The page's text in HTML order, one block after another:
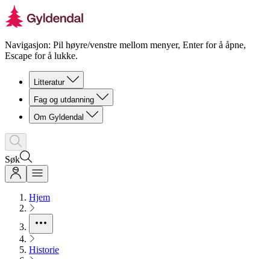
Navigasjon: Pil høyre/venstre mellom menyer, Enter for å åpne,
Escape for å lukke.
Litteratur
Fag og utdanning
Om Gyldendal
Søk
Hjem
Historie